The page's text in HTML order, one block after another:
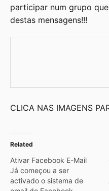
participar num grupo
destas mensagens!!!
CLICA NAS IMAGENS
Related
Ativar Facebook E-Mail
Já começou a ser
activado o sistema de